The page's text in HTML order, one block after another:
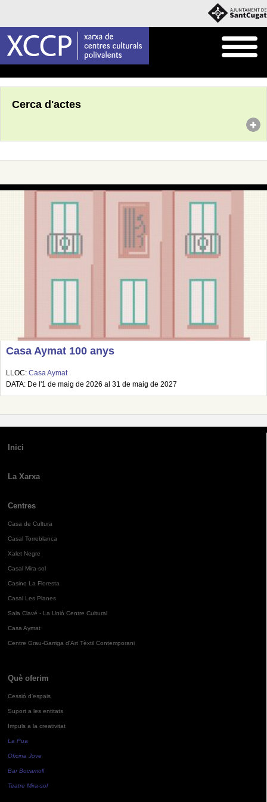
Cerca d'actes
Casa Aymat 100 anys
LLOC: Casa Aymat
DATA: De l'1 de maig de 2026 al 31 de maig de 2027
Inici
La Xarxa
Centres
Casa de Cultura
Casal Torreblanca
Xalet Negre
Casal Mira-sol
Casino La Floresta
Casal Les Planes
Sala Clavé - La Unió Centre Cultural
Casa Aymat
Centre Grau-Garriga d'Art Tèxtil Contemporani
Què oferim
Cessió d'espais
Suport a les entitats
Impuls a la creativitat
La Pua
Oficina Jove
Bar Bocamoll
Teatre Mira-sol